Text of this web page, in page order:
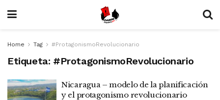
Home Tag #ProtagonismoRevolucionario
Etiqueta: #ProtagonismoRevolucionario
Nicaragua – modelo de la planificación
y el protagonismo revolucionario